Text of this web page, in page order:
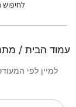
לחיפוש
עמוד הבית /